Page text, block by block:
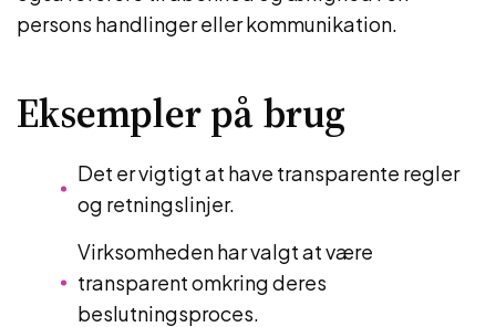
persons handlinger eller kommunikation.
Eksempler på brug
Det er vigtigt at have transparente regler
og retningslinjer.
Virksomheden har valgt at være
transparent omkring deres
beslutningsproces.